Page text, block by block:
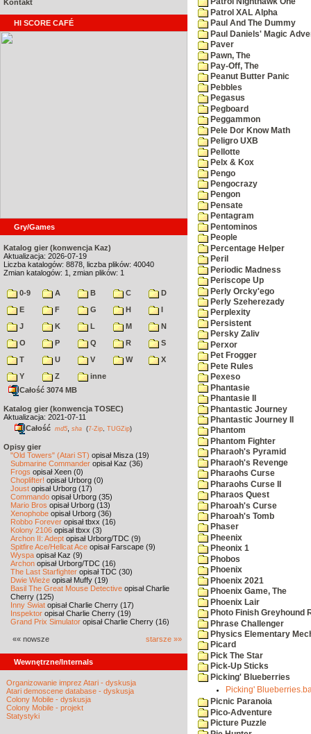
Kontakt
HI SCORE CAFÉ
Gry/Games
Katalog gier (konwencja Kaz)
Aktualizacja: 2026-07-19
Liczba katalogów: 8878, liczba plików: 40040
Zmian katalogów: 1, zmian plików: 1
0-9 A B C
D
E
F G H
I
J
K L M
N
O
P Q R
S
T
U V W
X
Y
Z
inne
Całość 3074 MB
Katalog gier (konwencja TOSEC)
Aktualizacja: 2021-07-11
Całość md5 sha (7-Zip TUGZip)
Opisy gier
"Old Towers" (Atari ST) opisał Misza (19)
Submarine Commander opisał Kaz (36)
Frogs opisał Xeen (0)
Choplifter! opisał Urborg (0)
Joust opisał Urborg (17)
Commando opisał Urborg (35)
Mario Bros opisał Urborg (13)
Xenophobe opisał Urborg (36)
Robbo Forever opisał tbxx (16)
Kolony 2106 opisał tbxx (3)
Archon II: Adept opisał Urborg/TDC (9)
Spitfire Ace/Hellcat Ace opisał Farscape (9)
Wyspa opisał Kaz (9)
Archon opisał Urborg/TDC (16)
The Last Starfighter opisał TDC (30)
Dwie Wieże opisał Muffy (19)
Basil The Great Mouse Detective opisał Charlie
Cherry (125)
Inny Świat opisał Charlie Cherry (17)
Inspektor opisał Charlie Cherry (19)
Grand Prix Simulator opisał Charlie Cherry (16)
«« nowsze starsze »»
Wewnętrzne/Internals
Organizowanie imprez Atari - dyskusja
Atari demoscene database - dyskusja
Colony Mobile - dyskusja
Colony Mobile - projekt
Statystyki
Patrol XAL Alpha
Paul And The Dummy
Paul Daniels' Magic
Paver
Pawn, The
Pay-Off, The
Peanut Butter Panic
Pebbles
Pegasus
Pegboard
Peggammon
Pele Dor Know Math
Peligro UXB
Pellotte
Pelx & Kox
Pengo
Pengocrazy
Pengon
Pensate
Pentagram
Pentominos
People
Percentage Helper
Peril
Periodic Madness
Periscope Up
Perly Orcky'ego
Perly Szeherezady
Perplexity
Persistent
Persky Zaliv
Perxor
Pet Frogger
Pete Rules
Pexeso
Phantasie
Phantasie II
Phantastic Journey
Phantastic Journey II
Phantom
Phantom Fighter
Pharaoh's Pyramid
Pharaoh's Revenge
Pharaohs Curse
Pharaohs Curse II
Pharaos Quest
Pharoah's Curse
Pharoah's Tomb
Phaser
Pheenix
Pheonix 1
Phobos
Phoenix
Phoenix 2021
Phoenix Game, The
Phoenix Lair
Photo Finish Greyhound
Phrase Challenger
Physics Elementary
Picard
Pick The Star
Pick-Up Sticks
Picking' Blueberries
Picking'
Picnic Paranoia
Pico-Adventure
Picture Puzzle